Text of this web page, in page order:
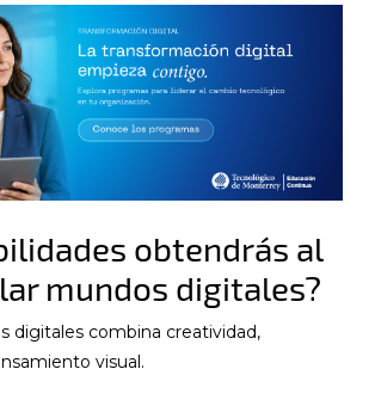
obtendrás al
mundos digitales?
digitales combina creatividad,
visual.